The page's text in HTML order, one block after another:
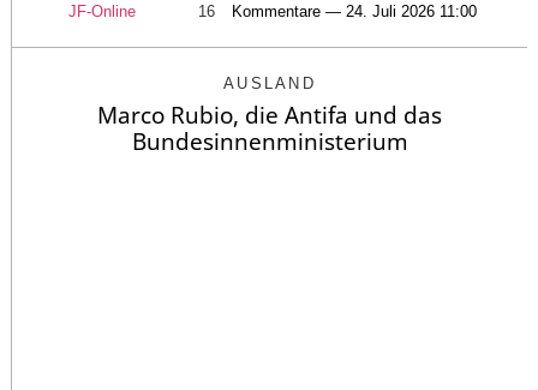
JF-Online 16 Kommentare — 24. Juli 2026 11:00
AUSLAND
Marco Rubio, die Antifa und das
Bundesinnenministerium